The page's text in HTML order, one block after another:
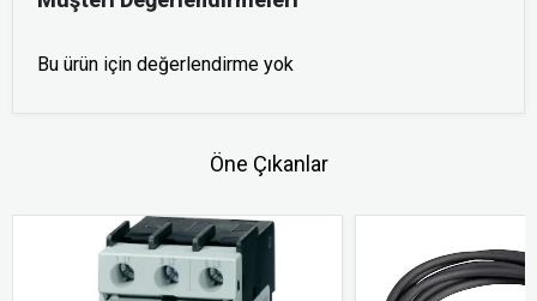
Bu ürün için değerlendirme yok
Öne Çıkanlar